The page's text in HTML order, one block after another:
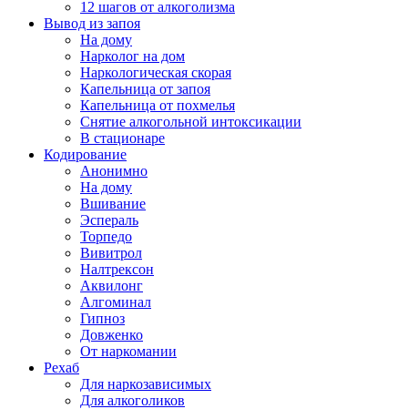
12 шагов от алкоголизма
Вывод из запоя
На дому
Нарколог на дом
Наркологическая скорая
Капельница от запоя
Капельница от похмелья
Снятие алкогольной интоксикации
В стационаре
Кодирование
Анонимно
На дому
Вшивание
Эспераль
Торпедо
Вивитрол
Налтрексон
Аквилонг
Алгоминал
Гипноз
Довженко
От наркомании
Рехаб
Для наркозависимых
Для алкоголиков